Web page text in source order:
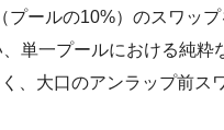
ールの10%）のスワッ
単一プールにおける純
大口のアンラップ前ス